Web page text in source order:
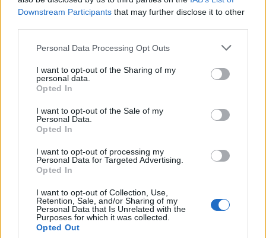
Downstream Participants that may further disclose it to other
Please note that this website/app uses one or more Google
not limited to your visit or usage behaviour. You may click to
grant or deny consent to Google and its third-party tags to
use your data for below specified purposes in below Google
consent section.
Personal Data Processing Opt Outs
I want to opt-out of the Sharing of my
personal data.
Opted In
I want to opt-out of the Sale of my
Personal Data.
Opted In
I want to opt-out of processing my
Personal Data for Targeted Advertising.
Opted In
I want to opt-out of Collection, Use,
Retention, Sale, and/or Sharing of my
Personal Data that Is Unrelated with the
Purposes for which it was collected.
Opted Out
år även juniorer, har chans till fina vinster.
Genrep inför Vasaloppet
Att loppet arrangeras två veckor före
Vasaloppet har gjort det till ett självklart inslag i
banprofil som påminner om Vasaloppets
fungerar Skinnarloppet som det perfekta
åkare har använt loppet just som formtest – och
i vissa fall, som för Oskar Svärd, har seger i
Genom åren har många profiler inom svensk
och norsk längdåkning deltagit, däribland